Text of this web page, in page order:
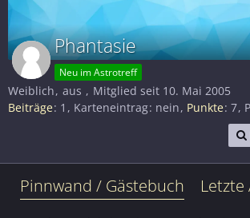
Phantasie
Neu im Astrotreff
Weiblich aus
Mitglied seit 10. Mai 2005
Beiträge 1 Karteneintrag nein Punkte 7
Pinnwand / Gästebuch